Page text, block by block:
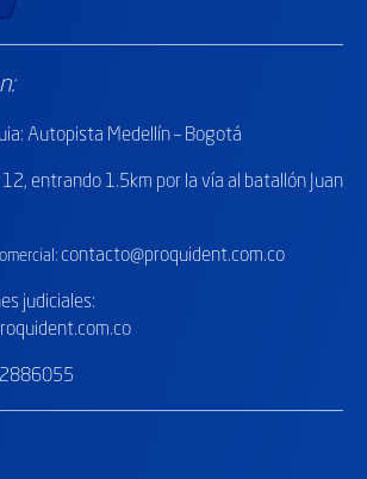
Autopista Medellín – Bogotá
entrando 1.5km por la vía al batallón Juan
contacto@proquident.com.co
judiciales:
2886055